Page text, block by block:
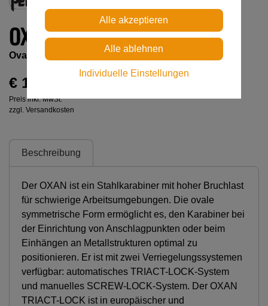
OXAN
Ovaler Stahlkarabiner mit hoher Bruchlast
€ 11,00
Preis inkl. MwSt.
zzgl. Versandkosten
Beschreibung
Der OXAN ist ein Stahlkarabiner mit hoher Bruchlast
für schwierige Arbeitsumgebungen. Die ovale
symmetrische Form ermöglicht es, den Karabiner bei
der Einrichtung von Anschlagpunkten oder beim
Einhängen an Metallstrukturen optimal zu
positionieren. Er ist mit zwei Verriegelungssystemen
verfügbar: automatisches TRIACT-LOCK-System
und manuelles SCREW-LOCK-System. Der OXAN
TRIACT-LOCK ist in europäischer und
Individuelle Einstellungen